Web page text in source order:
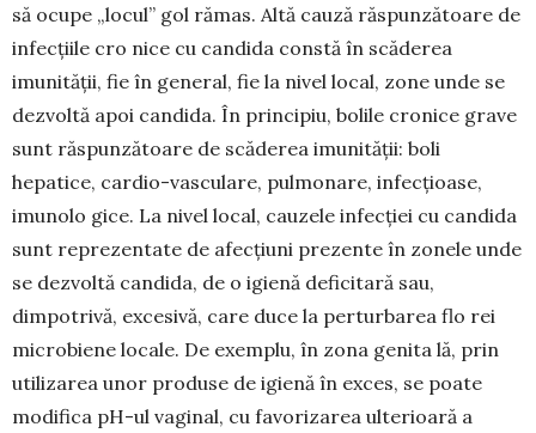
să ocupe „locul” gol rămas. Altă cauză răspunzătoare de
infecţiile cro­ nice cu candida constă în scăderea
imunităţii, fie în general, fie la nivel local, zone unde se
dezvoltă apoi candida. În principiu, bolile cronice grave
sunt răspunzătoare de scăderea imunităţii: boli
hepatice, cardio-vasculare, pulmonare, infecţioase,
imunolo­ gice. La nivel local, cauzele infecţiei cu candida
sunt reprezentate de afecţiuni prezente în zonele unde
se dezvoltă candida, de o igienă deficitară sau,
dimpotrivă, excesivă, care duce la perturbarea flo­ rei
microbiene locale. De exemplu, în zona genita­ lă, prin
utilizarea unor produse de igienă în exces, se poate
modifica pH-ul vaginal, cu favorizarea ulterioară a